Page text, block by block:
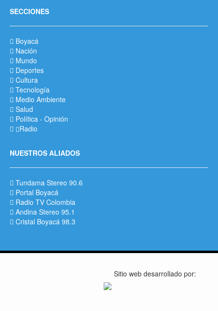
SECCIONES
Boyacá
Nación
Mundo
Deportes
Cultura
Tecnología
Medio Ambiente
Salud
Política - Opinión
Radio
NUESTROS ALIADOS
Tundama Stereo 90.6
Portal Boyacá
Radio TV Colombia
Andina Stereo 95.1
Cristal Boyacá 98.3
Sitio web desarrollado por: